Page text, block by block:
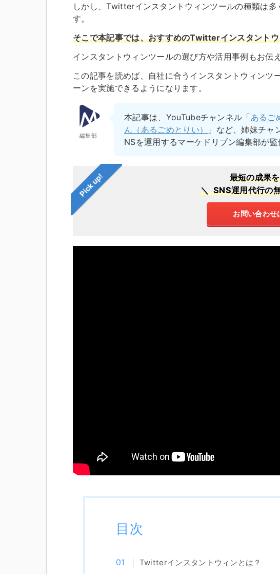
しかし、Twitterインスタントウィンツールの種類は
す。
そこで本記事では、おすすめのTwitterインスタント
インスタントウィンツールの選び方や活用事例もお伝
この記事を読めば、自社に合うインスタントウィンツ
ーンを実施できるようになります。
編集部
本記事は、YouTubeチャンネル「あるご
ん（あるごめとりい）
」など、姉妹チ
NSを運用するマーケドリブン編集部が監
Pick up!
最短の成果
＼ SNS運用代行の
お問い合わせ
目次
Twitterインスタントウィンとは？